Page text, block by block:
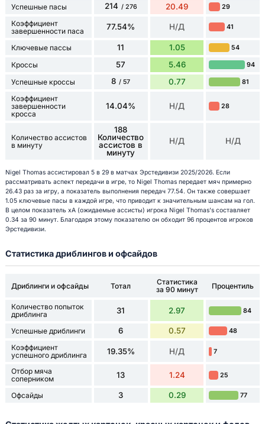
Успешные пасы 214 / 276 20.49 29
Коэффициент
завершенности паса
77.54% Н/Д 41
Ключевые пассы 11 1.05 54
Кроссы 57 5.46 94
Успешные кроссы 8 / 57 0.77 81
Коэффициент
завершенности
кросса
14.04% Н/Д 28
Количество ассистов
в минуту
188
Количество
ассистов в
минуту
Н/Д Н/Д
Nigel Thomas ассистировал 5 в 29 в матчах Эрстедивизи 2025/2026. Если
рассматривать аспект передачи в игре, то Nigel Thomas передает мяч примерно
26.43 раз за игру, а показатель выполнения передач 77.54. Он также совершает
1.05 ключевые пасы в каждой игре, что приводит к значительным шансам на гол.
В целом показатель xA (ожидаемые ассисты) игрока Nigel Thomas's составляет
0.34 за 90 минут. Благодаря этому показателю он обходит 96 процентов игроков
Эрстедивизи.
Статистика дриблингов и офсайдов
Дриблинги и офсайды Тотал
Статистика
за 90 минут
Процентиль
Количество попыток
дриблинга
31 2.97 84
Успешные дриблинги 6 0.57 48
Коэффициент
успешного дриблинга
19.35% Н/Д 7
Отбор мяча
соперником
13 1.24 25
Офсайды 3 0.29 77